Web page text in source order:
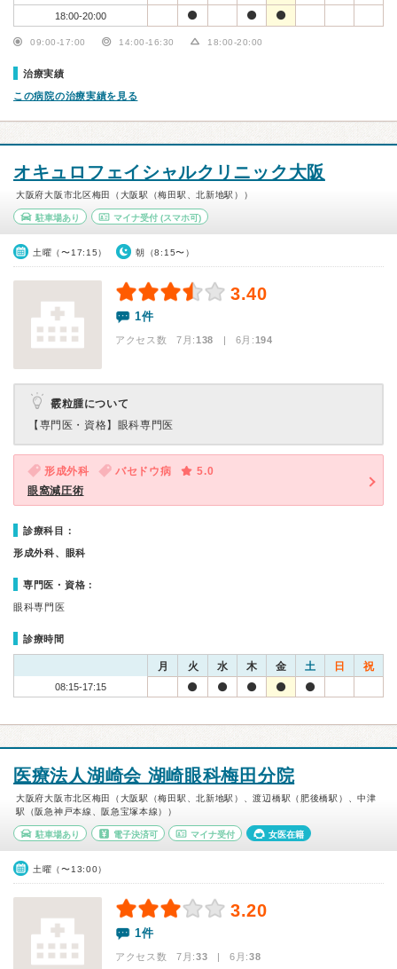
18:00-20:00
09:00-17:00 14:00-16:30 18:00-20:00
治療実績
この病院の治療実績を見る
オキュロフェイシャルクリニック大阪
大阪府大阪市北区梅田（大阪駅（梅田駅、北新地駅））
駐車場あり マイナ受付(スマホ可)
土曜（〜17:15） 朝（8:15〜）
3.40
1件
アクセス数 7月:138 | 6月:194
霰粒腫について
【専門医・資格】 眼科専門医
形成外科 バセドウ病
5.0
眼窩減圧術
診療科目：
形成外科、眼科
専門医・資格：
眼科専門医
診療時間
月 火 水 木 金 土 日 祝
08:15-17:15
医療法人湖崎会 湖崎眼科梅田分院
大阪府大阪市北区梅田（大阪駅（梅田駅、北新地駅）、渡辺橋駅（肥後橋駅）、中津
駅（阪急神戸本線、阪急宝塚本線））
駐車場あり 電子決済可 マイナ受付 女医在籍
土曜（〜13:00）
3.20
1件
アクセス数 7月:33 | 6月:38